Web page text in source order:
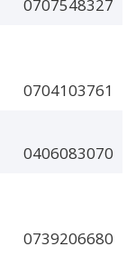
0707548327
0704103761
0406083070
0739206680